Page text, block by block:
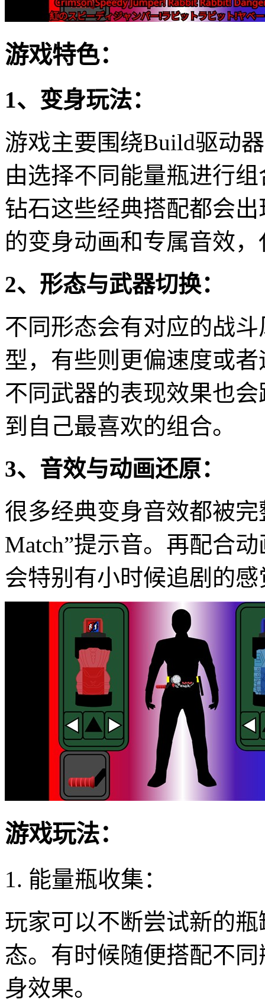
游戏特色：
1、变身玩法：
游戏主要围绕Build驱动
由选择不同能量瓶进行
钻石这些经典搭配都会
的变身动画和专属音效
2、形态与武器切换：
不同形态会有对应的战
型，有些则更偏速度或
不同武器的表现效果也
到自己最喜欢的组合。
3、音效与动画还原：
很多经典变身音效都被
Match”提示音。再配合
会特别有小时候追剧的感
游戏玩法：
1. 能量瓶收集：
玩家可以不断尝试新的
态。有时候随便搭配不
身效果。